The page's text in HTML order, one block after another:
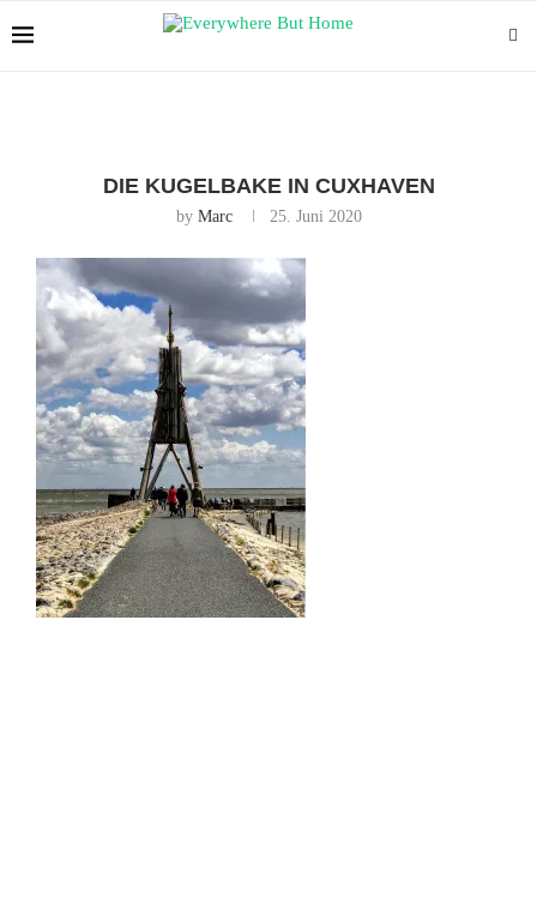
DIE KUGELBAKE IN CUXHAVEN
by Marc 25. Juni 2020